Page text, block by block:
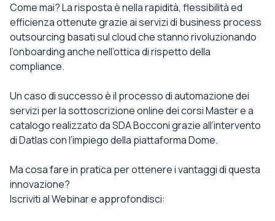
Come mai? La risposta è nella rapidità, flessibilità ed
efficienza ottenute grazie ai servizi di business process
outsourcing basati sul cloud che stanno rivoluzionando
l’onboarding anche nell’ottica di rispetto della
compliance.
Un caso di successo è il processo di automazione dei
servizi per la sottoscrizione online dei corsi Master e a
catalogo realizzato da SDA Bocconi grazie all’intervento
di Datlas con l’impiego della piattaforma Dome.
Ma cosa fare in pratica per ottenere i vantaggi di questa
innovazione?
Iscriviti al Webinar e approfondisci: